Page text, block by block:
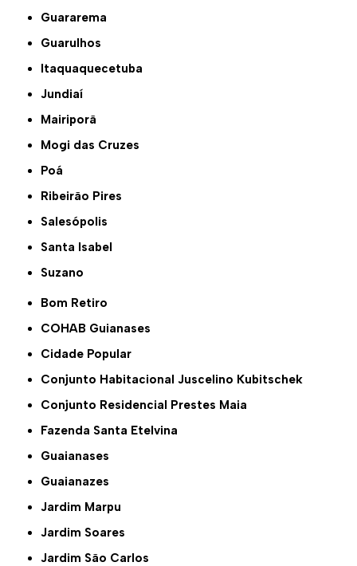
Guararema
Guarulhos
Itaquaquecetuba
Jundiaí
Mairiporã
Mogi das Cruzes
Poá
Ribeirão Pires
Salesópolis
Santa Isabel
Suzano
Bom Retiro
COHAB Guianases
Cidade Popular
Conjunto Habitacional Juscelino Kubitschek
Conjunto Residencial Prestes Maia
Fazenda Santa Etelvina
Guaianases
Guaianazes
Jardim Marpu
Jardim Soares
Jardim São Carlos